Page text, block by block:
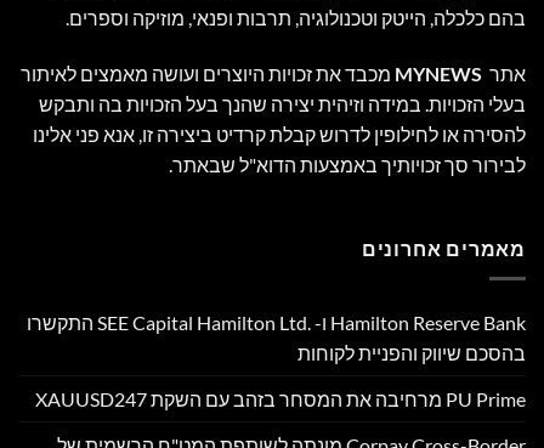
בהם כלכלה, הייטק וטכנולוגיה, תרבות ופנאי, מוזיקה וספרים.
אתר MYNEWS מכבד את זכויות היוצרים ועושה מאמצים לאיתור
בעלי הזכויות. במידה וזיהית יצירה שהנך בעל הזכויות בה ותבקש
להסירה או לחילופין לדרוש קבלת קרדיט ביצירה זו, אנא פני אלינו
לבירור סך זכויותיך באמצעות הדוא"ל שבאתר.
מאמרים אחרונים
Hamilton Reserve Bank ו- SEE Capital Hamilton Ltd.‎ התקשרו
בהסכם שיווק והפניית לקוחות
PU Prime מרחיבה את המסחר בזהב עם השקת XAUUSD247